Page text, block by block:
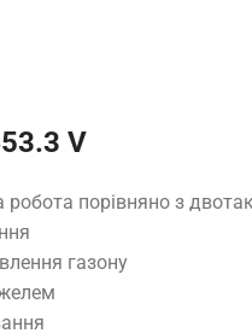
V
порівняно з
газону